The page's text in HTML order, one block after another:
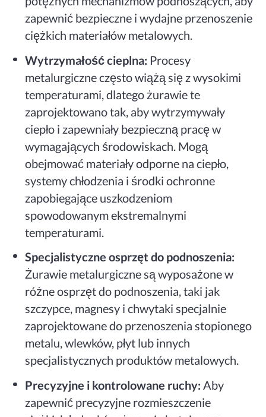
zapewnić bezpieczne i wydajne przenoszenie
ciężkich materiałów metalowych.
Wytrzymałość cieplna: Procesy
metalurgiczne często wiążą się z wysokimi
temperaturami, dlatego żurawie te
zaprojektowano tak, aby wytrzymywały
ciepło i zapewniały bezpieczną pracę w
wymagających środowiskach. Mogą
obejmować materiały odporne na ciepło,
systemy chłodzenia i środki ochronne
zapobiegające uszkodzeniom
spowodowanym ekstremalnymi
temperaturami.
Specjalistyczne osprzęt do podnoszenia:
Żurawie metalurgiczne są wyposażone w
różne osprzęt do podnoszenia, taki jak
szczypce, magnesy i chwytaki specjalnie
zaprojektowane do przenoszenia stopionego
metalu, wlewków, płyt lub innych
specjalistycznych produktów metalowych.
Precyzyjne i kontrolowane ruchy: Aby
zapewnić precyzyjne rozmieszczenie